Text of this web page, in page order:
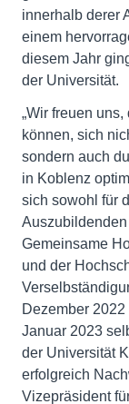
innerhalb derer
einem
diesem Jahr
der Universität.
„Wir freuen
können, sich
sondern auch
in Koblenz
sich sowohl für
Gemeinsame
und der
Dezember
Januar 2023
der Universität
erfolgreich
Vizepräsident